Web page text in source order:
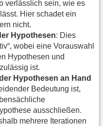
verlässlich sein, wie es
Hier schadet ein
nicht.
Hypothesen: Dies
wobei eine Vorauswahl
Hypothesen und
ist.
Hypothesen an Hand
Bedeutung ist,
ausschließen.
mehrere Iterationen